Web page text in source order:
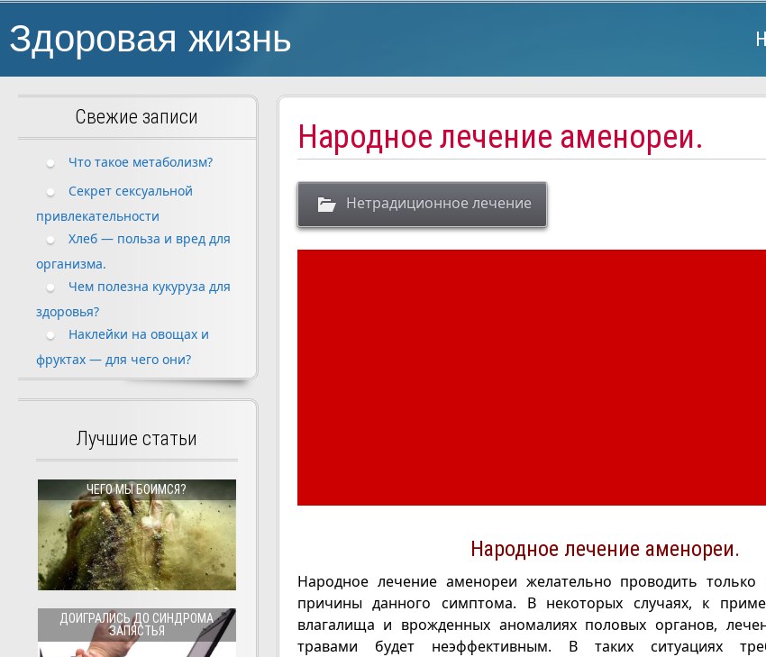
Здоровая жизнь
Народное лечение аменореи.
Нетрадиционное лечение
Народное лечение аменореи.
Народное лечение аменореи желательно проводить только
причины данного симптома. В некоторых случаях, к
влагалища и врожденных аномалиях половых органов,
травами будет неэффективным. В таких ситуациях
Свежие записи
Что такое метаболизм?
Секрет сексуальной
привлекательности
Хлеб — польза и вред для
организма.
Чем полезна кукуруза для
здоровья?
Наклейки на овощах и
фруктах — для чего они?
Лучшие статьи
ЧЕГО МЫ БОИМСЯ?
ДОИГРАЛИСЬ ДО СИНДРОМА
ЗАПЯСТЬЯ